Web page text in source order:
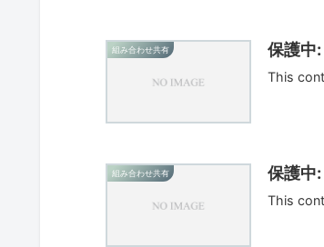
組み合わせ共有 保護中
This
組み合わせ共有 保護中
This